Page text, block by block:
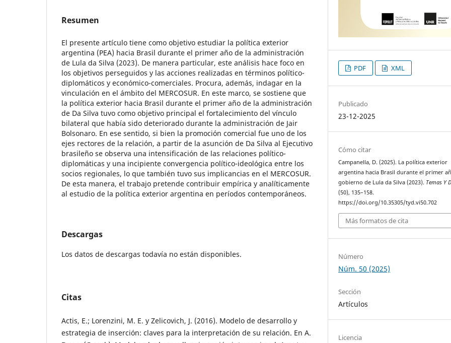
Resumen
El presente artículo tiene como objetivo estudiar la política exterior
argentina (PEA) hacia Brasil durante el primer año de la administración
de Lula da Silva (2023). De manera particular, este análisis hace foco en
los objetivos perseguidos y las acciones realizadas en términos político-
diplomáticos y económico-comerciales. Procura, además, indagar en la
vinculación en el ámbito del MERCOSUR. En este marco, se sostiene que
la política exterior hacia Brasil durante el primer año de la administración
de Da Silva tuvo como objetivo principal el fortalecimiento del vínculo
bilateral que había sido deteriorado durante la administración de Jair
Bolsonaro. En ese sentido, si bien la promoción comercial fue uno de los
ejes rectores de la relación, a partir de la asunción de Da Silva al Ejecutivo
brasileño se observa una intensificación de las relaciones político-
diplomáticas y una incipiente convergencia político-ideológica entre los
socios regionales, lo que también tuvo sus implicancias en el MERCOSUR.
De esta manera, el trabajo pretende contribuir empírica y analíticamente
al estudio de la política exterior argentina en períodos contemporáneos.
Descargas
Los datos de descargas todavía no están disponibles.
Citas
Actis, E.; Lorenzini, M. E. y Zelicovich, J. (2016). Modelo de desarrollo y
estrategia de inserción: claves para la interpretación de su relación. En A.
PDF XML
Publicado
23-12-2025
Cómo citar
Campanella, D. (2025). La política exterior
argentina hacia Brasil durante el primer
gobierno de Lula da Silva (2023). Temas Y
(50), 135–158.
https://doi.org/10.35305/tyd.vi50.702
Más formatos de cita
Número
Núm. 50 (2025)
Sección
Artículos
Licencia